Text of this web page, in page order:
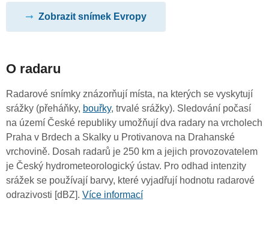
Zobrazit snímek Evropy
O radaru
Radarové snímky znázorňují místa, na kterých se vyskytují
srážky (přeháňky, bouřky, trvalé srážky). Sledování počasí
na území České republiky umožňují dva radary na vrcholech
Praha v Brdech a Skalky u Protivanova na Drahanské
vrchovině. Dosah radarů je 250 km a jejich provozovatelem
je Český hydrometeorologický ústav. Pro odhad intenzity
srážek se používají barvy, které vyjadřují hodnotu radarové
odrazivosti [dBZ]. Více informací